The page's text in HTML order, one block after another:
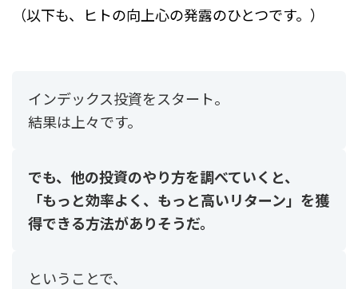
（以下も、ヒトの向上心の発露のひとつです。）
インデックス投資をスタート。
結果は上々です。
でも、他の投資のやり方を調べていくと、
「もっと効率よく、もっと高いリターン」を獲
得できる方法がありそうだ。
ということで、